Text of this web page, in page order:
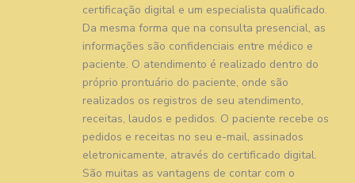
certificação digital e um especialista qualificado.
Da mesma forma que na consulta presencial, as
informações são confidenciais entre médico e
paciente. O atendimento é realizado dentro do
próprio prontuário do paciente, onde são
realizados os registros de seu atendimento,
receitas, laudos e pedidos. O paciente recebe os
pedidos e receitas no seu e-mail, assinados
eletronicamente, através do certificado digital.
São muitas as vantagens de contar com o